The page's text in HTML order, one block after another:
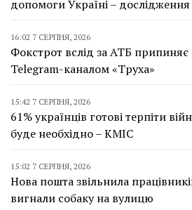
допомоги Україні – дослідження
16:02 7 СЕРПНЯ, 2026
Фокстрот вслід за АТБ припиняє
Telegram-каналом «Труха»
15:42 7 СЕРПНЯ, 2026
61% українців готові терпіти
буде необхідно – КМІС
15:02 7 СЕРПНЯ, 2026
Нова пошта звільнила
вигнали собаку на вулицю